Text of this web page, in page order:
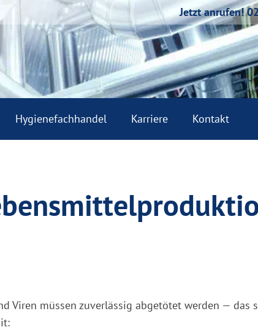
Jetzt anrufen!
Hygienefachhandel Karriere Kontakt
Viren müssen zuverlässig abgetötet werden — das